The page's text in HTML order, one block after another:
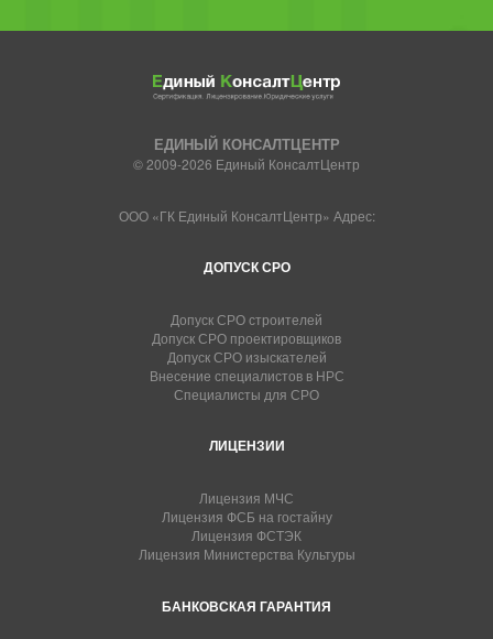
ЕДИНЫЙ КОНСАЛТЦЕНТР
© 2009-2026 Единый КонсалтЦентр
ООО «ГК Единый КонсалтЦентр» Адрес:
ДОПУСК СРО
Допуск СРО строителей
Допуск СРО проектировщиков
Допуск СРО изыскателей
Внесение специалистов в НРС
Специалисты для СРО
ЛИЦЕНЗИИ
Лицензия МЧС
Лицензия ФСБ на гостайну
Лицензия ФСТЭК
Лицензия Министерства Культуры
БАНКОВСКАЯ ГАРАНТИЯ